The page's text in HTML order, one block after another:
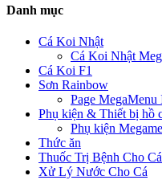
Danh mục
Cá Koi Nhật
Cá Koi Nhật
Cá Koi F1
Sơn Rainbow
Page
Phụ kiện & Thiết bị hồ
Phụ kiện
Thức ăn
Thuốc Trị Bệnh Cho Cá
Xử Lý Nước Cho Cá